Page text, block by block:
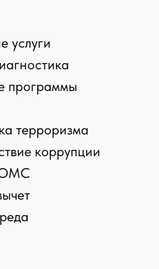
услуги
программы
терроризма
коррупции
ОМС
персональных данных